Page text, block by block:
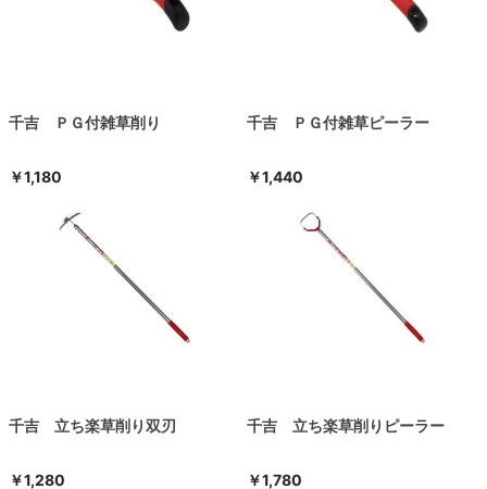
千吉 ＰＧ付雑草削り
￥1,180
千吉 ＰＧ付雑草ピーラー
￥1,440
千吉 立ち楽草削り双刃
￥1,280
千吉 立ち楽草削りピーラー
￥1,780